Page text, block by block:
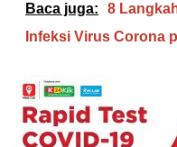
Baca juga:
8
Infeksi Virus Corona